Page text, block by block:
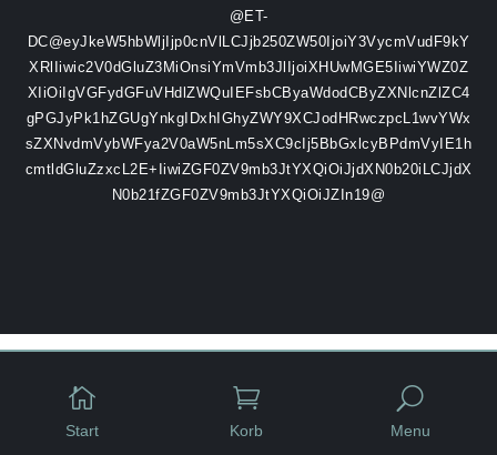

Start

Korb
U
Menu
@ET-
DC@eyJkeW5hbWljIjp0cnVlLCJjb250ZW50IjoiY3VycmVudF9kY
XRlIiwic2V0dGluZ3MiOnsiYmVmb3JlIjoiXHUwMGE5IiwiYWZ0Z
XIiOiIgVGFydGFuVHdlZWQuIEFsbCByaWdodCByZXNlcnZlZC4
gPGJyPk1hZGUgYnkgIDxhIGhyZWY9XCJodHRwczpcL1wvYWx
sZXNvdmVybWFya2V0aW5nLm5sXC9cIj5BbGxlcyBPdmVyIE1h
cmtldGluZzxcL2E+IiwiZGF0ZV9mb3JtYXQiOiJjdXN0b20iLCJjdX
N0b21fZGF0ZV9mb3JtYXQiOiJZIn19@